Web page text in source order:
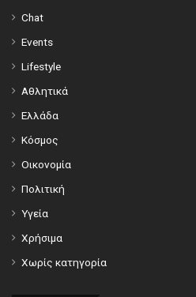
Chat
Events
Lifestyle
Αθλητικά
Ελλάδα
Κόσμος
Οικονομία
Πολιτική
Υγεία
Χρήσιμα
Χωρίς κατηγορία